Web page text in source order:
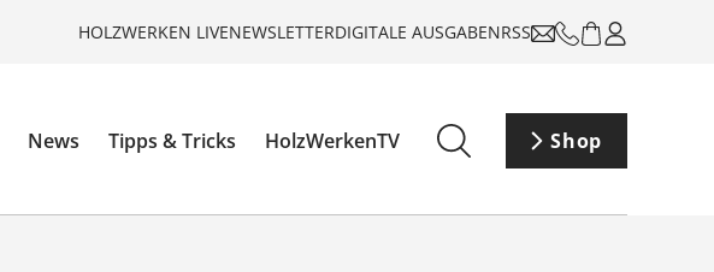
HOLZWERKEN LIVENEWSLETTERDIGITALE AUSGABENRSS
News Tipps & Tricks HolzWerkenTV Shop